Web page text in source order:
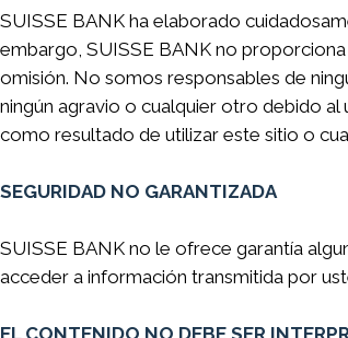
SUISSE BANK ha elaborado
embargo, SUISSE BANK no
omisión. No somos responsables de
ningún agravio o cualquier otro debido
como resultado de utilizar este sitio o
SEGURIDAD NO GARANTIZADA
SUISSE BANK no le ofrece garantía
acceder a información transmitida por
EL CONTENIDO NO DEBE SER